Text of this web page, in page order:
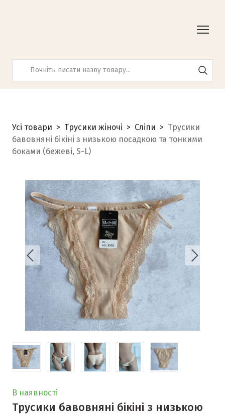
Усі товари Трусики жіночі Сліпи
Трусики
бавовняні бікіні з низькою посадкою та тонкими
боками (бежеві, S-L)
В наявності
Трусики бавовняні бікіні з низькою